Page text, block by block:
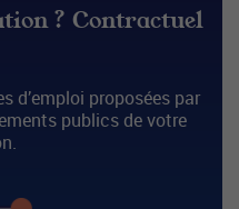
? Contractuel
d’emploi proposées par
publics de votre